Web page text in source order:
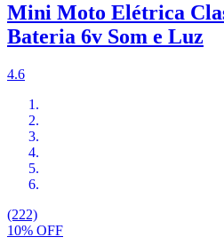
Mini Moto Elétrica
Bateria 6v Som e Luz
4.6
(222)
10% OFF